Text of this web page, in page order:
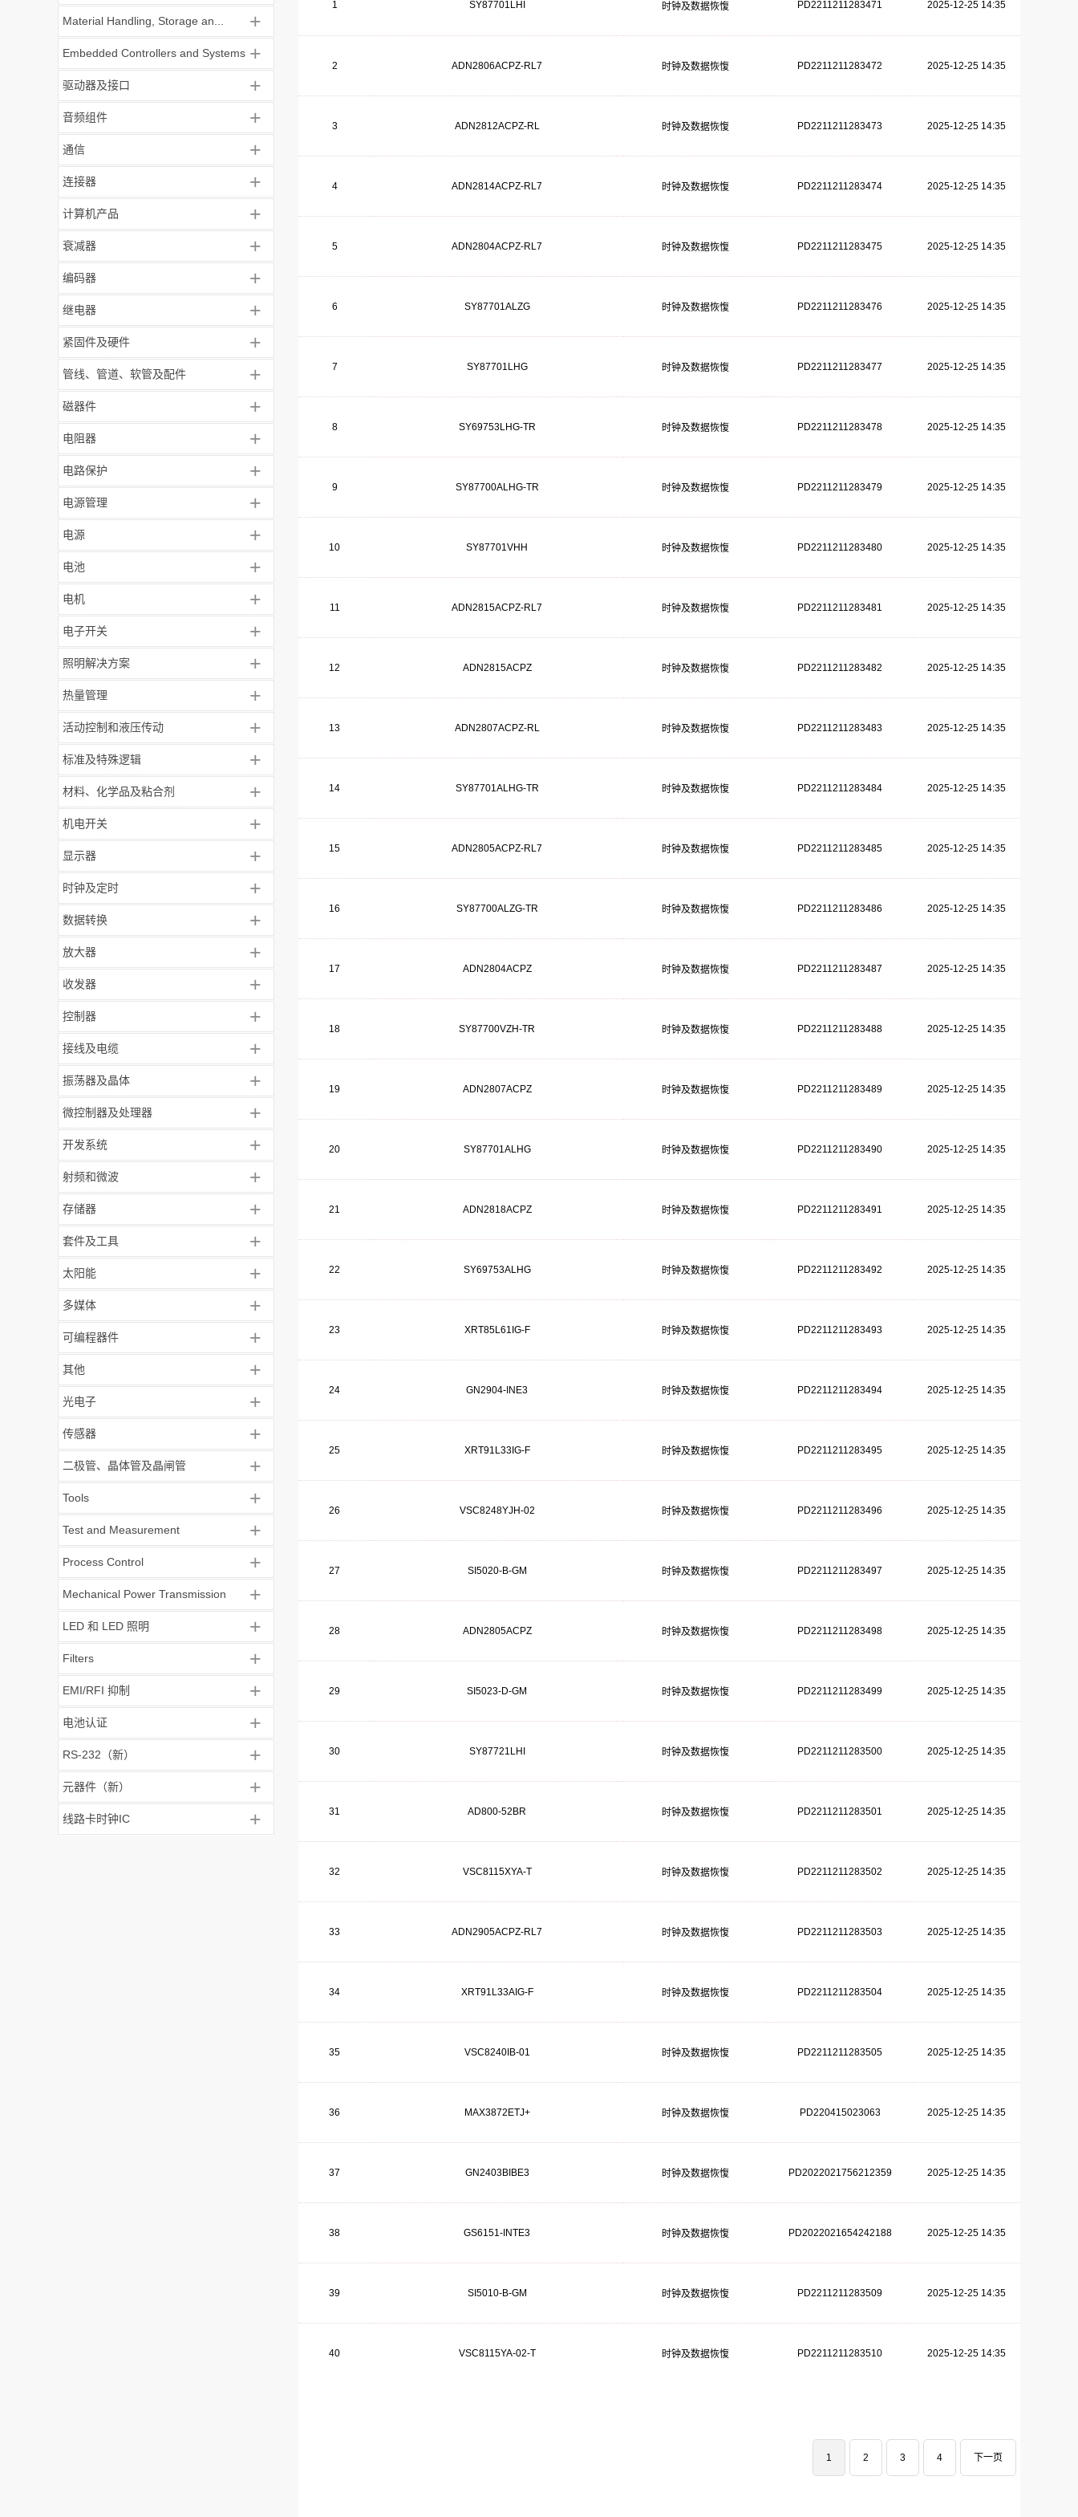
Material Handling, Storage an... +
Embedded Controllers and Systems +
驱动器及接口 +
音频组件 +
通信 +
连接器 +
计算机产品 +
衰减器 +
编码器 +
继电器 +
紧固件及硬件 +
管线、管道、软管及配件 +
磁器件 +
电阻器 +
电路保护 +
电源管理 +
电源 +
电池 +
电机 +
电子开关 +
照明解决方案 +
热量管理 +
活动控制和液压传动 +
标准及特殊逻辑 +
材料、化学品及粘合剂 +
机电开关 +
显示器 +
时钟及定时 +
数据转换 +
放大器 +
收发器 +
控制器 +
接线及电缆 +
振荡器及晶体 +
微控制器及处理器 +
开发系统 +
射频和微波 +
存储器 +
套件及工具 +
太阳能 +
多媒体 +
可编程器件 +
其他 +
光电子 +
传感器 +
二极管、晶体管及晶闸管 +
Tools +
Test and Measurement +
Process Control +
Mechanical Power Transmission +
LED 和 LED 照明 +
Filters +
EMI/RFI 抑制 +
电池认证 +
RS-232（新） +
元器件（新） +
线路卡时钟IC +
1 SY87701LHI 时钟及数据恢愎 PD2211211283471 2025-12-25 14:35
2 ADN2806ACPZ-RL7 时钟及数据恢愎 PD2211211283472 2025-12-25 14:35
3 ADN2812ACPZ-RL 时钟及数据恢愎 PD2211211283473 2025-12-25 14:35
4 ADN2814ACPZ-RL7 时钟及数据恢愎 PD2211211283474 2025-12-25 14:35
5 ADN2804ACPZ-RL7 时钟及数据恢愎 PD2211211283475 2025-12-25 14:35
6 SY87701ALZG 时钟及数据恢愎 PD2211211283476 2025-12-25 14:35
7 SY87701LHG 时钟及数据恢愎 PD2211211283477 2025-12-25 14:35
8 SY69753LHG-TR 时钟及数据恢愎 PD2211211283478 2025-12-25 14:35
9 SY87700ALHG-TR 时钟及数据恢愎 PD2211211283479 2025-12-25 14:35
10 SY87701VHH 时钟及数据恢愎 PD2211211283480 2025-12-25 14:35
11 ADN2815ACPZ-RL7 时钟及数据恢愎 PD2211211283481 2025-12-25 14:35
12 ADN2815ACPZ 时钟及数据恢愎 PD2211211283482 2025-12-25 14:35
13 ADN2807ACPZ-RL 时钟及数据恢愎 PD2211211283483 2025-12-25 14:35
14 SY87701ALHG-TR 时钟及数据恢愎 PD2211211283484 2025-12-25 14:35
15 ADN2805ACPZ-RL7 时钟及数据恢愎 PD2211211283485 2025-12-25 14:35
16 SY87700ALZG-TR 时钟及数据恢愎 PD2211211283486 2025-12-25 14:35
17 ADN2804ACPZ 时钟及数据恢愎 PD2211211283487 2025-12-25 14:35
18 SY87700VZH-TR 时钟及数据恢愎 PD2211211283488 2025-12-25 14:35
19 ADN2807ACPZ 时钟及数据恢愎 PD2211211283489 2025-12-25 14:35
20 SY87701ALHG 时钟及数据恢愎 PD2211211283490 2025-12-25 14:35
21 ADN2818ACPZ 时钟及数据恢愎 PD2211211283491 2025-12-25 14:35
22 SY69753ALHG 时钟及数据恢愎 PD2211211283492 2025-12-25 14:35
23 XRT85L61IG-F 时钟及数据恢愎 PD2211211283493 2025-12-25 14:35
24 GN2904-INE3 时钟及数据恢愎 PD2211211283494 2025-12-25 14:35
25 XRT91L33IG-F 时钟及数据恢愎 PD2211211283495 2025-12-25 14:35
26 VSC8248YJH-02 时钟及数据恢愎 PD2211211283496 2025-12-25 14:35
27 SI5020-B-GM 时钟及数据恢愎 PD2211211283497 2025-12-25 14:35
28 ADN2805ACPZ 时钟及数据恢愎 PD2211211283498 2025-12-25 14:35
29 SI5023-D-GM 时钟及数据恢愎 PD2211211283499 2025-12-25 14:35
30 SY87721LHI 时钟及数据恢愎 PD2211211283500 2025-12-25 14:35
31 AD800-52BR 时钟及数据恢愎 PD2211211283501 2025-12-25 14:35
32 VSC8115XYA-T 时钟及数据恢愎 PD2211211283502 2025-12-25 14:35
33 ADN2905ACPZ-RL7 时钟及数据恢愎 PD2211211283503 2025-12-25 14:35
34 XRT91L33AIG-F 时钟及数据恢愎 PD2211211283504 2025-12-25 14:35
35 VSC8240IB-01 时钟及数据恢愎 PD2211211283505 2025-12-25 14:35
36 MAX3872ETJ+ 时钟及数据恢愎 PD220415023063 2025-12-25 14:35
37 GN2403BIBE3 时钟及数据恢愎 PD2022021756212359 2025-12-25 14:35
38 GS6151-INTE3 时钟及数据恢愎 PD2022021654242188 2025-12-25 14:35
39 SI5010-B-GM 时钟及数据恢愎 PD2211211283509 2025-12-25 14:35
40 VSC8115YA-02-T 时钟及数据恢愎 PD2211211283510 2025-12-25 14:35
1 2 3 4 下一页